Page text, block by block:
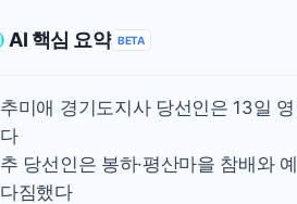
AI 핵심 요약 BETA
추미애 경기도지사 당선인은 13일
다
추 당선인은 봉하·평산마을 참배와
다짐했다